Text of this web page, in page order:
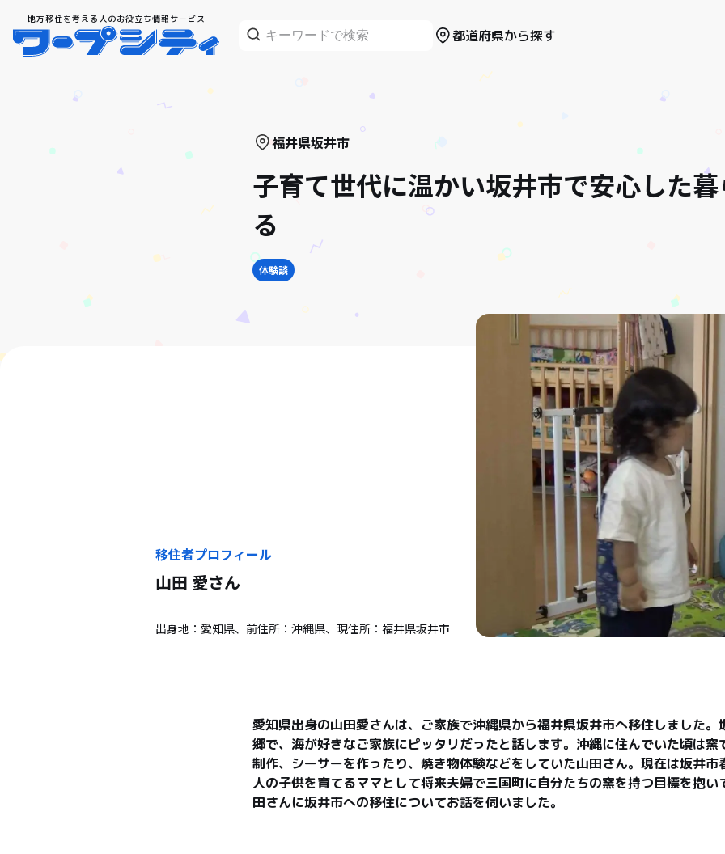
地方移住を考える人のお役立ち情報サービス
都道府県から探す
福井県坂井市
子育て世代に温かい坂井市で安心した
る
体験談
移住者プロフィール
山田 愛さん
出身地：愛知県、前住所：沖縄県、現住所：福井県坂井市
愛知県出身の山田愛さんは、ご家族で沖縄県から福井県坂井市へ移住しました。
郷で、海が好きなご家族にピッタリだったと話します。沖縄に住んでいた頃は窯
制作、シーサーを作ったり、焼き物体験などをしていた山田さん。現在は坂井市
人の子供を育てるママとして将来夫婦で三国町に自分たちの窯を持つ目標を抱い
田さんに坂井市への移住についてお話を伺いました。